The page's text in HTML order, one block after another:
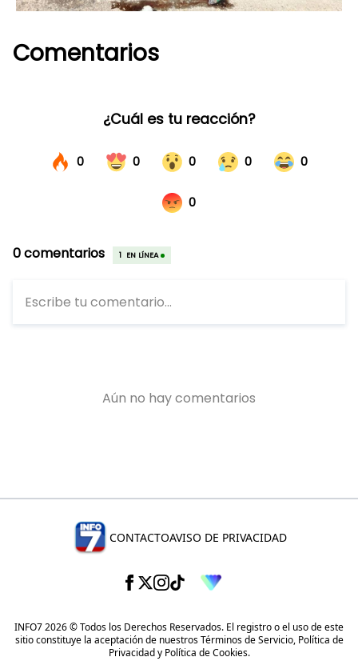
Comentarios
CONTACTOAVISO DE PRIVACIDAD
INFO7 2026 © Todos los Derechos Reservados. El registro o el uso de este
sitio constituye la aceptación de nuestrosTérminos de Servicio, Política de
Privacidady Política de Cookies.